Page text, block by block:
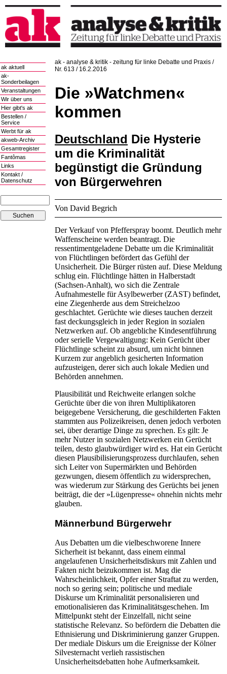
ak aktuell
ak-
Sonderbeilagen
Veranstaltungen
Wir über uns
Hier gibt's ak
Bestellen /
Service
Werbt für ak
akweb-Archiv
Gesamtregister
Fantômas
Links
Kontakt /
Datenschutz
ak - analyse & kritik - zeitung für linke Debatte und Praxis /
Nr. 613 / 16.2.2016
Die »Watchmen«
kommen
Deutschland Die Hysterie
um die Kriminalität
begünstigt die Gründung
von Bürgerwehren
Von David Begrich
Der Verkauf von Pfefferspray boomt. Deutlich mehr
Waffenscheine werden beantragt. Die
ressentimentgeladene Debatte um die Kriminalität
von Flüchtlingen befördert das Gefühl der
Unsicherheit. Die Bürger rüsten auf. Diese Meldung
schlug ein. Flüchtlinge hätten in Halberstadt
(Sachsen-Anhalt), wo sich die Zentrale
Aufnahmestelle für Asylbewerber (ZAST) befindet,
eine Ziegenherde aus dem Streichelzoo
geschlachtet. Gerüchte wie dieses tauchen derzeit
fast deckungsgleich in jeder Region in sozialen
Netzwerken auf. Ob angebliche Kindesentführung
oder serielle Vergewaltigung: Kein Gerücht über
Flüchtlinge scheint zu absurd, um nicht binnen
Kurzem zur angeblich gesicherten Information
aufzusteigen, derer sich auch lokale Medien und
Behörden annehmen.
Plausibilität und Reichweite erlangen solche
Gerüchte über die von ihren Multiplikatoren
beigegebene Versicherung, die geschilderten Fakten
stammten aus Polizeikreisen, denen jedoch verboten
sei, über derartige Dinge zu sprechen. Es gilt: Je
mehr Nutzer in sozialen Netzwerken ein Gerücht
teilen, desto glaubwürdiger wird es. Hat ein Gerücht
diesen Plausibilisierungsprozess durchlaufen, sehen
sich Leiter von Supermärkten und Behörden
gezwungen, diesem öffentlich zu widersprechen,
was wiederum zur Stärkung des Gerüchts bei jenen
beiträgt, die der »Lügenpresse« ohnehin nichts mehr
glauben.
Männerbund Bürgerwehr
Aus Debatten um die vielbeschworene Innere
Sicherheit ist bekannt, dass einem einmal
angelaufenen Unsicherheitsdiskurs mit Zahlen und
Fakten nicht beizukommen ist. Mag die
Wahrscheinlichkeit, Opfer einer Straftat zu werden,
noch so gering sein; politische und mediale
Diskurse um Kriminalität personalisieren und
emotionalisieren das Kriminalitätsgeschehen. Im
Mittelpunkt steht der Einzelfall, nicht seine
statistische Relevanz. So befördern die Debatten die
Ethnisierung und Diskriminierung ganzer Gruppen.
Der mediale Diskurs um die Ereignisse der Kölner
Silvesternacht verlieh rassistischen
Unsicherheitsdebatten hohe Aufmerksamkeit.